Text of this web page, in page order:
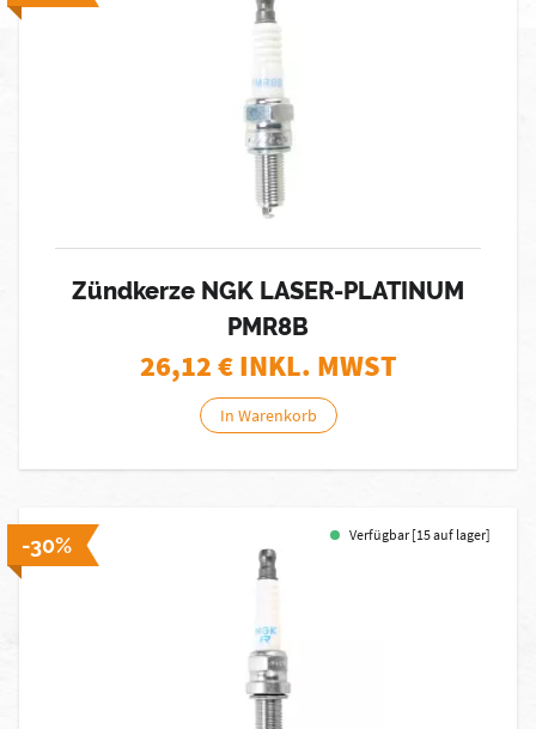
Zündkerze NGK LASER-PLATINUM
PMR8B
26,12€ INKL. MWST
In Warenkorb
-30% Verfügbar [15 auf lager]